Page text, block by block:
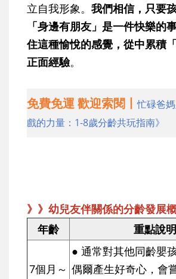
立自我形象。 我們相信，只要
「身邊有朋友」是一件快樂的
住這種愉悅的感覺，從中累積
正面經驗。
免費免運 歡迎索閱丨忙碌爸
戲的力量：1-8歲分齡共玩指南》
》》幼兒友伴關係的分齡發展
年齡
重點說明
7個月～
● 通常對其他同齡嬰
偶爾產生好奇心，會